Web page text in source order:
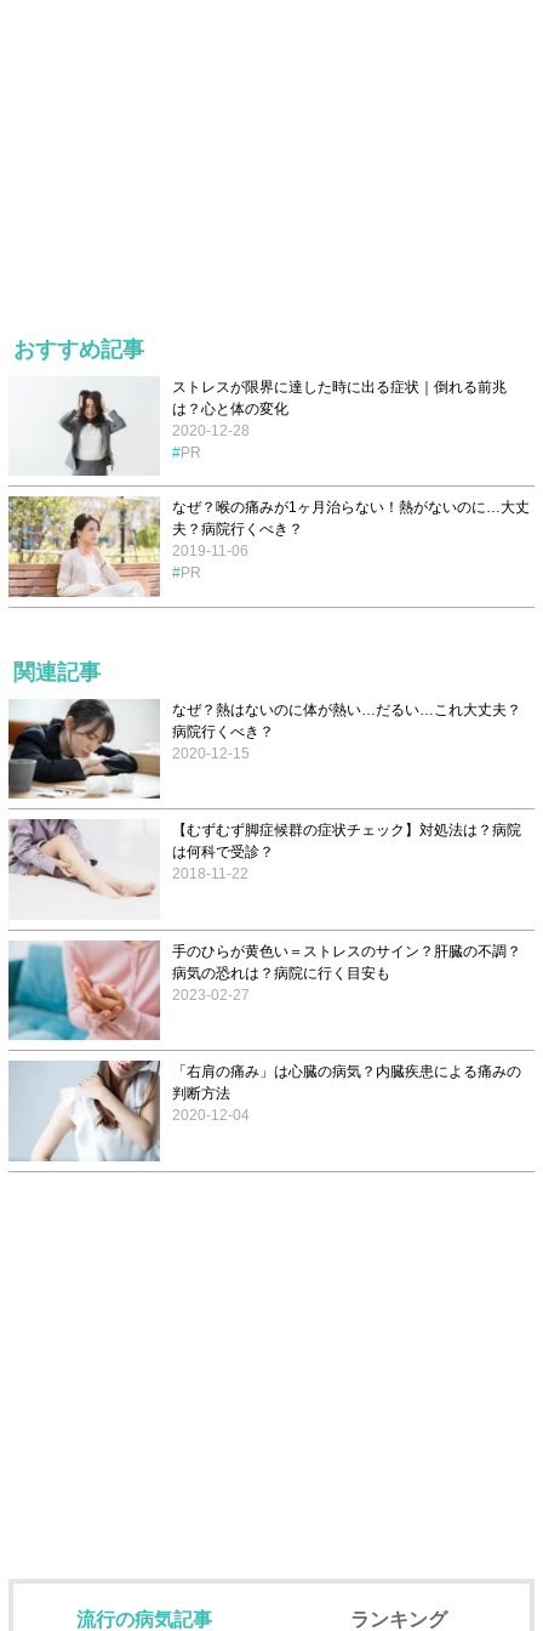
おすすめ記事
ストレスが限界に達した時に出る症状｜倒れる前兆
は？心と体の変化
2020-12-28
PR
なぜ？喉の痛みが1ヶ月治らない！熱がないのに…大丈
夫？病院行くべき？
2019-11-06
PR
関連記事
なぜ？熱はないのに体が熱い…だるい…これ大丈夫？
病院行くべき？
2020-12-15
【むずむず脚症候群の症状チェック】対処法は？病院
は何科で受診？
2018-11-22
手のひらが黄色い＝ストレスのサイン？肝臓の不調？
病気の恐れは？病院に行く目安も
2023-02-27
「右肩の痛み」は心臓の病気？内臓疾患による痛みの
判断方法
2020-12-04
流行の病気記事 ランキング